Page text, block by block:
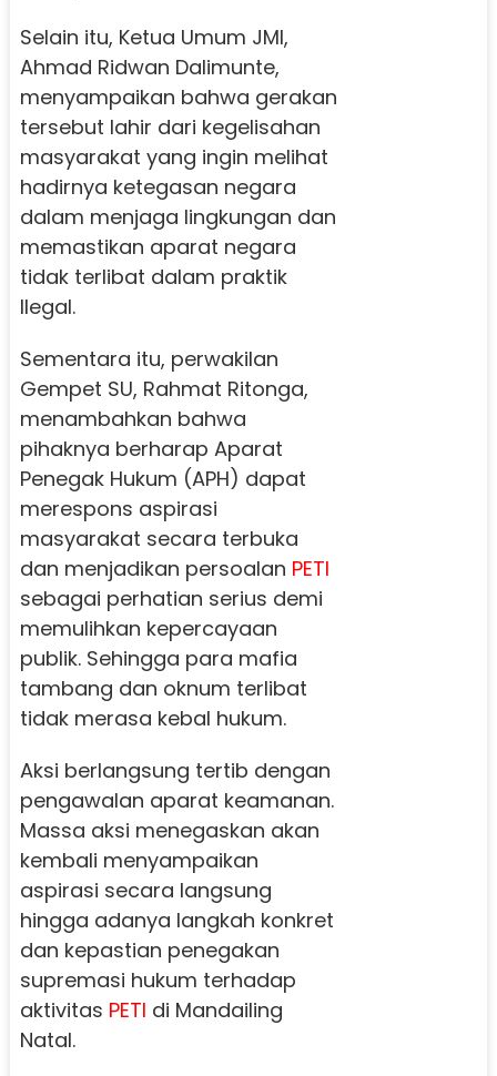
Selain itu, Ketua Umum JMI,
Ahmad Ridwan Dalimunte,
menyampaikan bahwa gerakan
tersebut lahir dari kegelisahan
masyarakat yang ingin melihat
hadirnya ketegasan negara
dalam menjaga lingkungan dan
memastikan aparat negara
tidak terlibat dalam praktik
Ilegal.
Sementara itu, perwakilan
Gempet SU, Rahmat Ritonga,
menambahkan bahwa
pihaknya berharap Aparat
Penegak Hukum (APH) dapat
merespons aspirasi
masyarakat secara terbuka
dan menjadikan persoalan PETI
sebagai perhatian serius demi
memulihkan kepercayaan
publik. Sehingga para mafia
tambang dan oknum terlibat
tidak merasa kebal hukum.
Aksi berlangsung tertib dengan
pengawalan aparat keamanan.
Massa aksi menegaskan akan
kembali menyampaikan
aspirasi secara langsung
hingga adanya langkah konkret
dan kepastian penegakan
supremasi hukum terhadap
aktivitas PETI di Mandailing
Natal.